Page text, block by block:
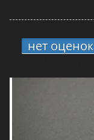
нет оценок